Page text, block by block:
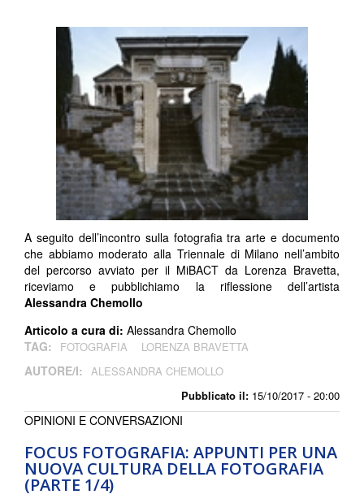
Pubblicato il: 15/10/2017 - 20:00
A seguito dell’incontro sulla fotografia tra arte e documento
che abbiamo moderato alla Triennale di Milano nell’ambito
del percorso avviato per il MiBACT da Lorenza Bravetta,
riceviamo e pubblichiamo la riflessione dell’artista
Alessandra Chemollo
Articolo a cura di: Alessandra Chemollo
TAG:
FOTOGRAFIA LORENZA BRAVETTA
AUTORE/I: ALESSANDRA CHEMOLLO
FOCUS FOTOGRAFIA: APPUNTI PER UNA
NUOVA CULTURA DELLA FOTOGRAFIA
(PARTE 1/4)
OPINIONI E CONVERSAZIONI